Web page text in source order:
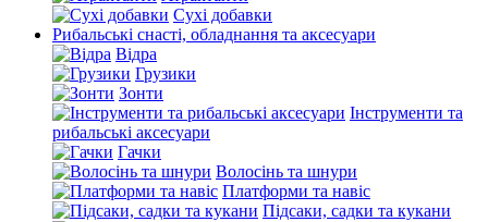
Сухі добавки
Рибальські снасті, обладнання та аксесуари
Відра
Грузики
Зонти
Інструменти та
рибальські аксесуари
Гачки
Волосінь та шнури
Платформи та навіс
Підсаки, садки та кукани